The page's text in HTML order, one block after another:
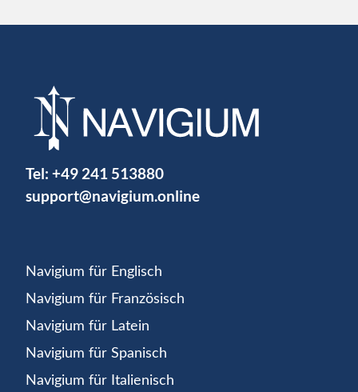
Tel: +49 241 513880
support@navigium.online
Navigium für Englisch
Navigium für Französisch
Navigium für Latein
Navigium für Spanisch
Navigium für Italienisch